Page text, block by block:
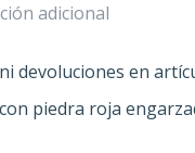
adicional
devoluciones en
piedra roja